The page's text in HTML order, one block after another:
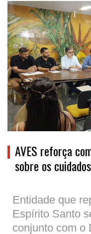
AVES reforça
sobre os
Entidade que
Espírito Santo
conjunto com o